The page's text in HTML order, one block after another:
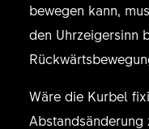
bewegen kann,
den Uhrzeigersinn
Wäre die Kurbel
Abstandsänderung